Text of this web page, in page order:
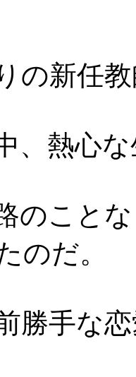
の新任
、熱心
のこと
のだ。
勝手な